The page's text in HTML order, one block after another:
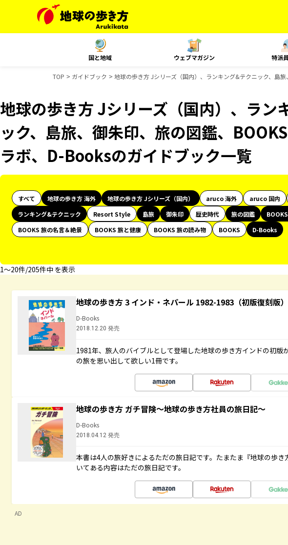
国と地域 ウェブマガジン 特派
TOP ガイドブック 地球の歩き方 Jシリーズ（国内）、ランキング&テクニック、島
地球の歩き方 Jシリーズ（国内）、ラン
ック、島旅、御朱印、旅の図鑑、
ラボ、D-Booksのガイドブック一覧
すべて 地球の歩き方 海外 地球の歩き方 Jシリーズ（国内） aruco 海外 aruco 国内
ランキング&テクニック
Resort Style 島旅 御朱印 歴史時代 旅の図鑑
BOOKS 旅の名言＆絶景
BOOKS 旅と健康 BOOKS 旅の読み物 BOOKS
D-Books
1〜20件/205件中 を表示
地球の歩き方 3 インド・ネパール 1982-1983（初版復刻版）
D-Books
2018.12.20 発売
1981年、旅人のバイブルとして登場した地球の歩き方インドの初
の旅を思い出して欲しい1冊です。
地球の歩き方 ガチ冒険～地球の歩き方社員の旅日記～
D-Books
2018.04.12 発売
本書は4人の旅好きによるただの旅日記です。たまたま『地球の歩き
いてある内容はただの旅日記です。
AD